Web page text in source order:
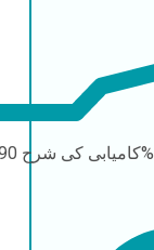
کامیابی کی شرح90-95%